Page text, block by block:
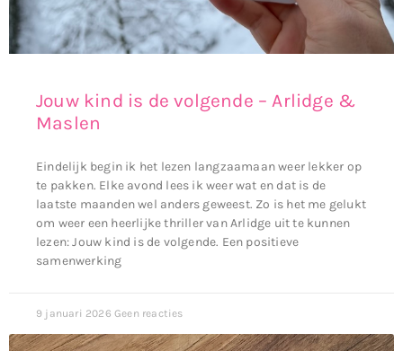
Jouw kind is de volgende – Arlidge &
Maslen
Eindelijk begin ik het lezen langzaamaan weer lekker op
te pakken. Elke avond lees ik weer wat en dat is de
laatste maanden wel anders geweest. Zo is het me gelukt
om weer een heerlijke thriller van Arlidge uit te kunnen
lezen: Jouw kind is de volgende. Een positieve
samenwerking
9 januari 2026 Geen reacties